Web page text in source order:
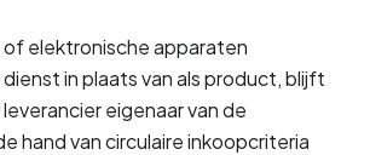
of elektronische apparaten
in plaats van als product, blijft
eigenaar van de
hand van circulaire inkoopcriteria